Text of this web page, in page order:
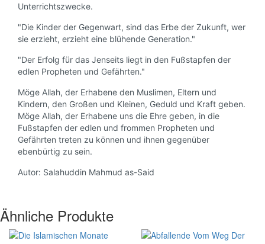
Unterrichtszwecke.
"Die Kinder der Gegenwart, sind das Erbe der Zukunft, wer
sie erzieht, erzieht eine blühende Generation."
"Der Erfolg für das Jenseits liegt in den Fußstapfen der
edlen Propheten und Gefährten."
Möge Allah, der Erhabene den Muslimen, Eltern und
Kindern, den Großen und Kleinen, Geduld und Kraft geben.
Möge Allah, der Erhabene uns die Ehre geben, in die
Fußstapfen der edlen und frommen Propheten und
Gefährten treten zu können und ihnen gegenüber
ebenbürtig zu sein.
Autor: Salahuddin Mahmud as-Said
Ähnliche Produkte